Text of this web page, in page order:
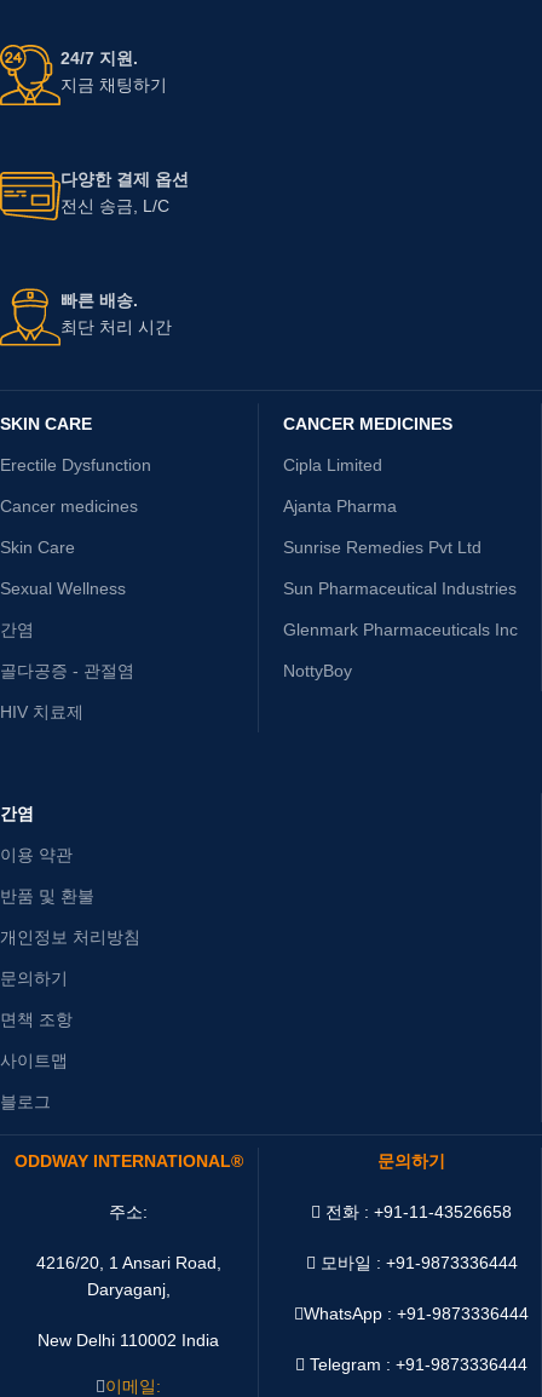
24/7 지원.
지금 채팅하기
다양한 결제 옵션
전신 송금, L/C
빠른 배송.
최단 처리 시간
SKIN CARE
Erectile Dysfunction
Cancer medicines
Skin Care
Sexual Wellness
간염
골다공증 - 관절염
HIV 치료제
CANCER MEDICINES
Cipla Limited
Ajanta Pharma
Sunrise Remedies Pvt Ltd
Sun Pharmaceutical Industries
Glenmark Pharmaceuticals Inc
NottyBoy
간염
이용 약관
반품 및 환불
개인정보 처리방침
문의하기
면책 조항
사이트맵
블로그
ODDWAY INTERNATIONAL®
주소:
4216/20, 1 Ansari Road,
Daryaganj,
New Delhi 110002 India
이메일:
문의하기
전화 : +91-11-43526658
모바일 : +91-9873336444
WhatsApp :+91-9873336444
Telegram : +91-9873336444